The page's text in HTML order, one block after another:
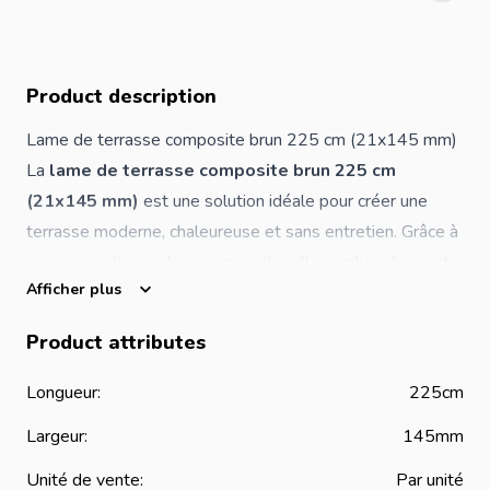
Product description
Lame de terrasse composite brun 225 cm (21x145 mm)
La lame de terrasse composite brun 225 cm
(21x145 mm) est une solution idéale pour créer une
terrasse moderne, chaleureuse et sans entretien. Grâce à
naturel du bois avec la résistance et la stabilité des
Sa teinte brun apporte une ambiance authentique et
conviviale, parfaitement adaptée aux jardins résidentiels,
contemporains. Avec ses dimensions de 21x145 mm,
cette lame offre un bon équilibre entre confort, stabilité
Afficher plus
Product attributes
Longueur:
225cm
Largeur:
145mm
Unité de vente:
Par unité